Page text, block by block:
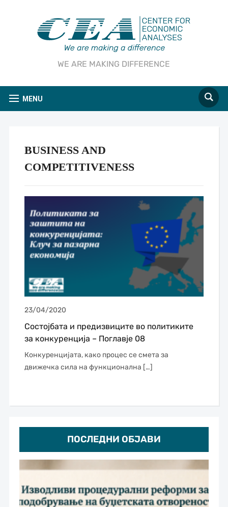
WE ARE MAKING DIFFERENCE
MENU
ПОСЛЕДНИ ОБЈАВИ
BUSINESS AND
COMPETITIVENESS
23/04/2020
Состојбата и предизвиците во политиките
за конкуренција – Поглавје 08
Конкуренцијата, како процес се смета за
движечка сила на функционална […]